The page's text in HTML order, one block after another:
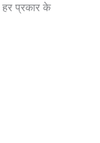
हर प्रकार के